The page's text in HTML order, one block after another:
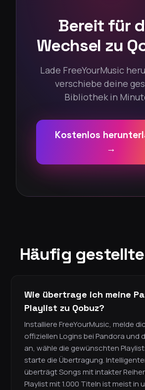
Bereit für
Wechsel zu
Lade FreeYourMusic
verschiebe deine
Bibliothek in
Kostenlos
→
Häufig
Wie übertrage ich meine
Playlist zu Qobuz?
Installiere FreeYourMusic, melde
offiziellen Logins bei Pandora und
an, wähle die gewünschten
starte die Übertragung.
überträgt Songs mit intakter
Playlist mit 1.000 Titeln ist meist in